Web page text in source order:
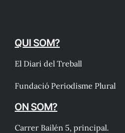
QUI SOM?
El Diari del Treball
Fundació Periodisme Plural
ON SOM?
Carrer Bailén 5, principal.